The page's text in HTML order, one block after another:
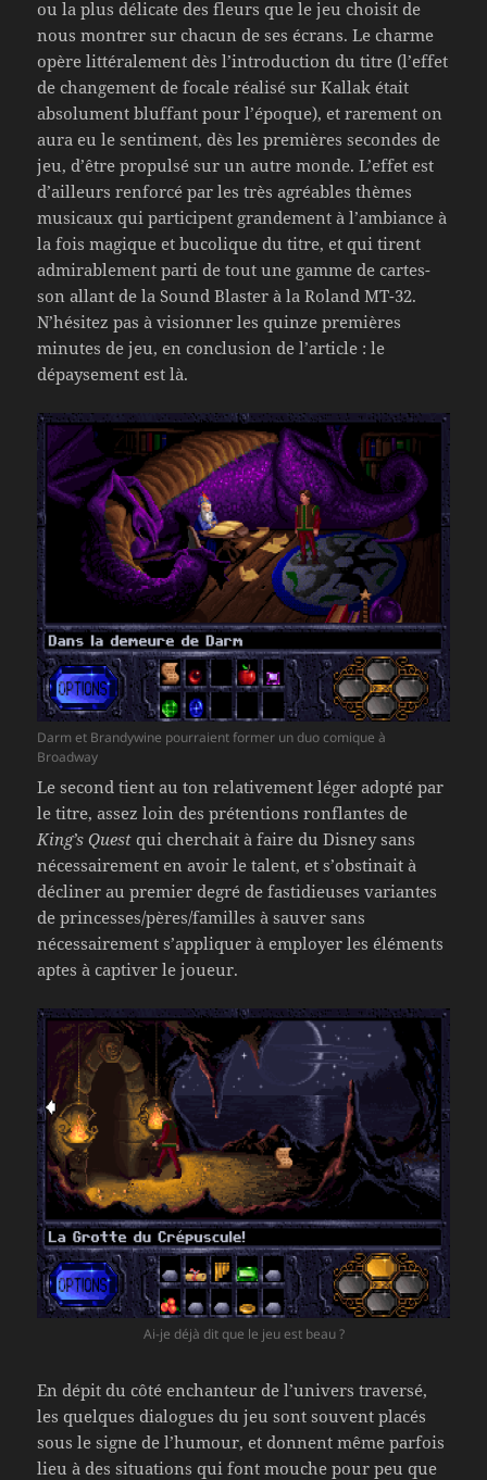
ou la plus délicate des fleurs que le jeu choisit de
nous montrer sur chacun de ses écrans. Le charme
opère littéralement dès l’introduction du titre (l’effet
de changement de focale réalisé sur Kallak était
absolument bluffant pour l’époque), et rarement on
aura eu le sentiment, dès les premières secondes de
jeu, d’être propulsé sur un autre monde. L’effet est
d’ailleurs renforcé par les très agréables thèmes
musicaux qui participent grandement à l’ambiance à
la fois magique et bucolique du titre, et qui tirent
admirablement parti de tout une gamme de cartes-
son allant de la Sound Blaster à la Roland MT-32.
N’hésitez pas à visionner les quinze premières
minutes de jeu, en conclusion de l’article : le
dépaysement est là.
Darm et Brandywine pourraient former un duo comique à
Broadway
Le second tient au ton relativement léger adopté par
le titre, assez loin des prétentions ronflantes de
King’s Quest qui cherchait à faire du Disney sans
nécessairement en avoir le talent, et s’obstinait à
décliner au premier degré de fastidieuses variantes
de princesses/pères/familles à sauver sans
nécessairement s’appliquer à employer les éléments
aptes à captiver le joueur.
Ai-je déjà dit que le jeu est beau ?
En dépit du côté enchanteur de l’univers traversé,
les quelques dialogues du jeu sont souvent placés
sous le signe de l’humour, et donnent même parfois
lieu à des situations qui font mouche pour peu que